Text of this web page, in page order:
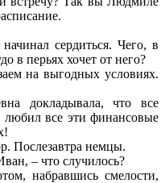
сердиться. Чего, в
в перьях хочет от него?
на выгодных условиях.
докладывала, что все
все эти финансовые
Послезавтра немцы.
– что случилось?
набравшись смелости,